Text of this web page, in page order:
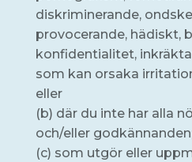
diskriminerande,
provocerande, hädiskt,
konfidentialitet,
som kan orsaka
eller
(b) där du inte har alla
och/eller
(c) som utgör eller